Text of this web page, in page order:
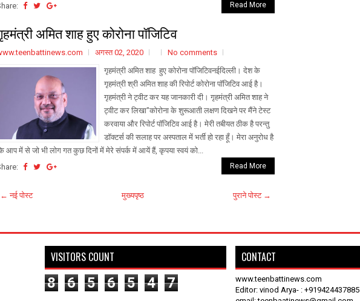
Read More
अमित शाह हुए कोरोना पॉजिटिव
अगस्त 02, 2020
No comments
गृहमंत्री अमित शाह हुए कोरोना पॉजिटिवनईदिल्ली। देश के
गृहमंत्री श्री अमित शाह की रिपोर्ट कोरोना पॉजिटिव आई है।
गृहमंत्री ने ट्वीट कर यह जानकारी दी। गृहमंत्री अमित शाह ने
ट्वीट कर लिखा"कोरोना के शुरूआती लक्षण दिखने पर मैंने टेस्ट
करवाया और रिपोर्ट पॉजिटिव आई है। मेरी तबीयत ठीक है परन्तु
डॉक्टर्स की सलाह पर अस्पताल में भर्ती हो रहा हूँ। मेरा अनुरोध है
आप में से जो भी लोग गत कुछ दिनों में मेरे संपर्क में आयें हैं, कृपया स्वयं को...
Read More
← नई पोस्ट पुराने पोस्ट →
मुख्यपृष्ठ
VISITORS COUNT
8 6 5 6 5 4 7
CONTACT
www.teenbattinews.com
Editor: vinod Arya- : +919424437885